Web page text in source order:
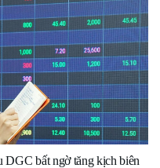
DGC bất ngờ tăng kịch biên